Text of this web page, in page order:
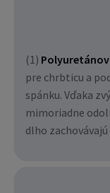
(1)
pre chrbticu a
spánku. Vďaka
mimoriadne
dlho